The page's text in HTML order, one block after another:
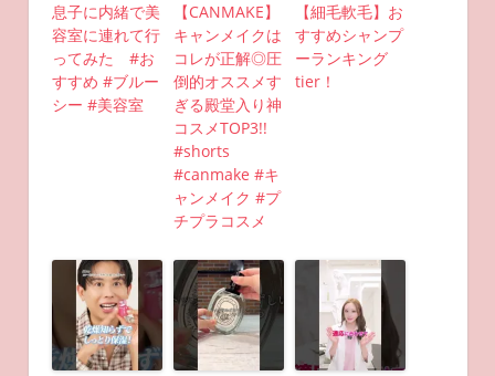
息子に内緒で美
容室に連れて行
ってみた #お
すすめ #ブルー
シー #美容室
【CANMAKE】
キャンメイクは
コレが正解◎圧
倒的オススメす
ぎる殿堂入り神
コスメTOP3!!
#shorts
#canmake #キ
ャンメイク #プ
チプラコスメ
【細毛軟毛】お
すすめシャンプ
ーランキング
tier！